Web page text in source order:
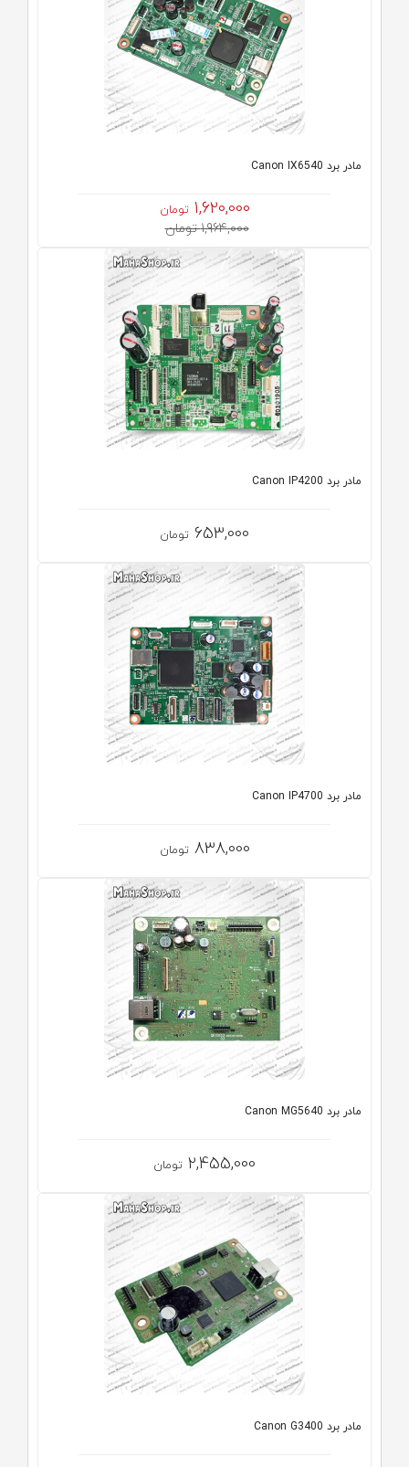
مادر برد Canon IX6540
1,620,000 تومان
1,964,000 تومان
مادر برد Canon IP4200
653,000 تومان
مادر برد Canon IP4700
838,000 تومان
مادر برد Canon MG5640
2,455,000 تومان
مادر برد Canon G3400